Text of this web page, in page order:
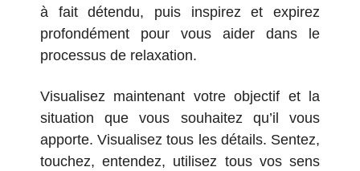
à fait détendu, puis inspirez et expirez
profondément pour vous aider dans le
processus de relaxation.
Visualisez maintenant votre objectif et la
situation que vous souhaitez qu’il vous
apporte. Visualisez tous les détails. Sentez,
touchez, entendez, utilisez tous vos sens